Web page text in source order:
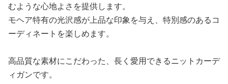
むような心地よさを提供します。
モヘア特有の光沢感が上品な印象を与え、特別感のあるコ
ーディネートを楽しめます。
高品質な素材にこだわった、長く愛用できるニットカーデ
ィガンです。